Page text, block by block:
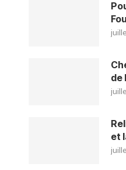
de
et